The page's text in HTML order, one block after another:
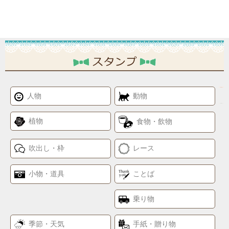
人物 動物
植物 食物・飲物
吹出し・枠 レース
小物・道具 ことば
乗り物
季節・天気 手紙・贈り物